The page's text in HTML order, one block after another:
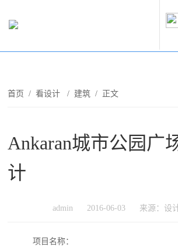
首页 /看设计 / 建筑 / 正文
Ankaran城市公园广
计
admin 2016-06-03 来源：设
项目名称：